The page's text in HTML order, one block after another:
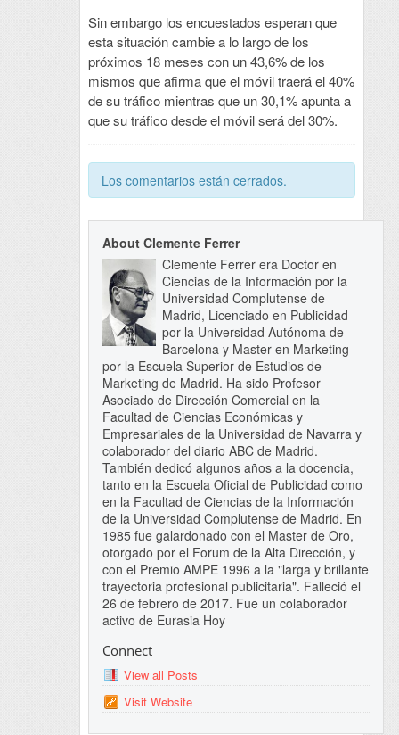
Sin embargo los encuestados esperan que
esta situación cambie a lo largo de los
próximos 18 meses con un 43,6% de los
mismos que afirma que el móvil traerá el 40%
de su tráfico mientras que un 30,1% apunta a
que su tráfico desde el móvil será del 30%.
Los comentarios están cerrados.
About Clemente Ferrer
Clemente Ferrer era Doctor en
Ciencias de la Información por la
Universidad Complutense de
Madrid, Licenciado en Publicidad
por la Universidad Autónoma de
Barcelona y Master en Marketing
por la Escuela Superior de Estudios de
Marketing de Madrid. Ha sido Profesor
Asociado de Dirección Comercial en la
Facultad de Ciencias Económicas y
Empresariales de la Universidad de Navarra y
colaborador del diario ABC de Madrid.
También dedicó algunos años a la docencia,
tanto en la Escuela Oficial de Publicidad como
en la Facultad de Ciencias de la Información
de la Universidad Complutense de Madrid. En
1985 fue galardonado con el Master de Oro,
otorgado por el Forum de la Alta Dirección, y
con el Premio AMPE 1996 a la "larga y brillante
trayectoria profesional publicitaria". Falleció el
26 de febrero de 2017. Fue un colaborador
activo de Eurasia Hoy
Connect
View all Posts
Visit Website